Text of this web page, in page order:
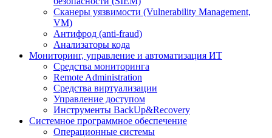
Сканеры уязвимости (Vulnerability Management,
VM)
Антифрод (anti-fraud)
Анализаторы кода
Мониторинг, управление и автоматизация ИТ
Средства мониторинга
Remote Administration
Средства виртуализации
Управление доступом
Инструменты BackUp&Recovery
Системное программное обеспечение
Операционные системы